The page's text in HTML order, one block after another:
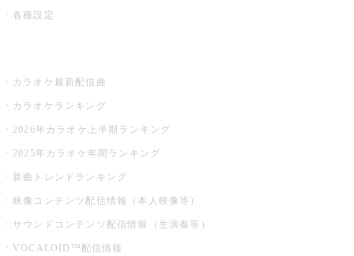
各種設定
カラオケ最新配信曲
カラオケランキング
2026年カラオケ上半期ランキング
2025年カラオケ年間ランキング
新曲トレンドランキング
映像コンテンツ配信情報（本人映像等）
サウンドコンテンツ配信情報（生演奏等）
VOCALOID™配信情報